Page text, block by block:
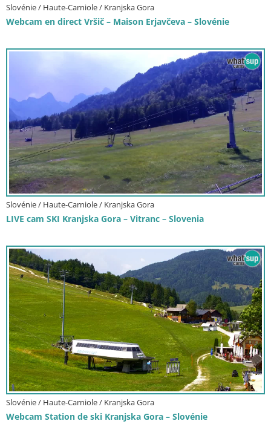
Slovénie / Haute-Carniole / Kranjska Gora
Webcam en direct Vršič – Maison Erjavčeva – Slovénie
Slovénie / Haute-Carniole / Kranjska Gora
LIVE cam SKI Kranjska Gora – Vitranc – Slovenia
Slovénie / Haute-Carniole / Kranjska Gora
Webcam Station de ski Kranjska Gora – Slovénie